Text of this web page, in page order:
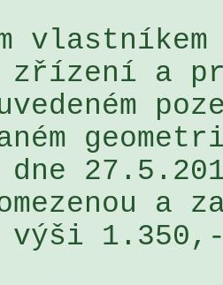
vlastníkem
zřízení a
dne
a
výši